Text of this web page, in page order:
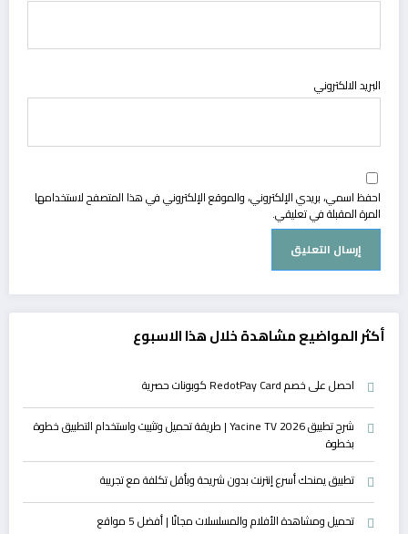
البريد الالكتروني
احفظ اسمي، بريدي الإلكتروني، والموقع الإلكتروني في هذا المتصفح لاستخدامها
المرة المقبلة في تعليقي.
أكثر المواضيع مشاهدة خلال هذا الاسبوع
احصل على خصم RedotPay Card كوبونات حصرية
شرح تطبيق Yacine TV 2026 | طريقة تحميل وتثبيت واستخدام التطبيق خطوة
بخطوة
تطبيق يمنحك أسرع إنترنت بدون شريحة وبأقل تكلفة مع تجريبة
تحميل ومشاهدة الأفلام والمسلسلات مجانًا | أفضل 5 مواقع